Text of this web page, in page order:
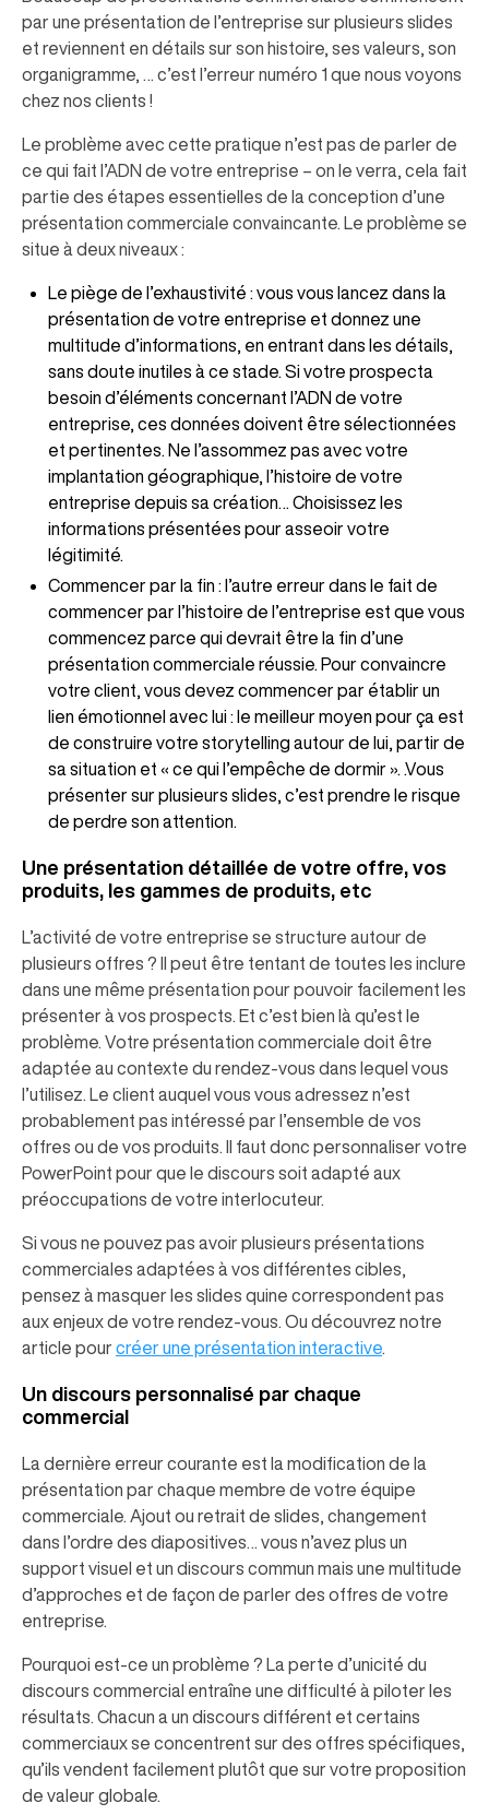
par une présentation de l’entreprise sur plusieurs slides
et reviennent en détails sur son histoire, ses valeurs, son
organigramme, … c’est l’erreur numéro 1 que nous voyons
chez nos clients !
Le problème avec cette pratique n’est pas de parler de
ce qui fait l’ADN de votre entreprise – on le verra, cela fait
partie des étapes essentielles de la conception d’une
présentation commerciale convaincante. Le problème se
situe à deux niveaux :
Le piège de l’exhaustivité : vous vous lancez dans la
présentation de votre entreprise et donnez une
multitude d’informations, en entrant dans les détails,
sans doute inutiles à ce stade. Si votre prospecta
besoin d’éléments concernant l’ADN de votre
entreprise, ces données doivent être sélectionnées
et pertinentes. Ne l’assommez pas avec votre
implantation géographique, l’histoire de votre
entreprise depuis sa création… Choisissez les
informations présentées pour asseoir votre
légitimité.
Commencer par la fin : l’autre erreur dans le fait de
commencer par l’histoire de l’entreprise est que vous
commencez parce qui devrait être la fin d’une
présentation commerciale réussie. Pour convaincre
votre client, vous devez commencer par établir un
lien émotionnel avec lui : le meilleur moyen pour ça est
de construire votre storytelling autour de lui, partir de
sa situation et « ce qui l’empêche de dormir ». .Vous
présenter sur plusieurs slides, c’est prendre le risque
de perdre son attention.
Une présentation détaillée de votre offre, vos
produits, les gammes de produits, etc
L’activité de votre entreprise se structure autour de
plusieurs offres ? Il peut être tentant de toutes les inclure
dans une même présentation pour pouvoir facilement les
présenter à vos prospects. Et c’est bien là qu’est le
problème. Votre présentation commerciale doit être
adaptée au contexte du rendez-vous dans lequel vous
l’utilisez. Le client auquel vous vous adressez n’est
probablement pas intéressé par l’ensemble de vos
offres ou de vos produits. Il faut donc personnaliser votre
PowerPoint pour que le discours soit adapté aux
préoccupations de votre interlocuteur.
Si vous ne pouvez pas avoir plusieurs présentations
commerciales adaptées à vos différentes cibles,
pensez à masquer les slides quine correspondent pas
aux enjeux de votre rendez-vous. Ou découvrez notre
article pour créer une présentation interactive
Un discours personnalisé par chaque
commercial
La dernière erreur courante est la modification de la
présentation par chaque membre de votre équipe
commerciale. Ajout ou retrait de slides, changement
dans l’ordre des diapositives… vous n’avez plus un
support visuel et un discours commun mais une multitude
d’approches et de façon de parler des offres de votre
entreprise.
Pourquoi est-ce un problème ? La perte d’unicité du
discours commercial entraîne une difficulté à piloter les
résultats. Chacun a un discours différent et certains
commerciaux se concentrent sur des offres spécifiques,
qu’ils vendent facilement plutôt que sur votre proposition
de valeur globale.